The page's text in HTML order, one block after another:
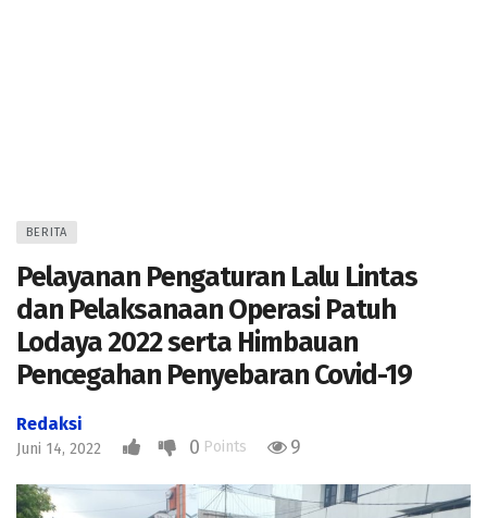
BERITA
Pelayanan Pengaturan Lalu Lintas
dan Pelaksanaan Operasi Patuh
Lodaya 2022 serta Himbauan
Pencegahan Penyebaran Covid-19
Redaksi
Juni 14, 2022 0 Points 9